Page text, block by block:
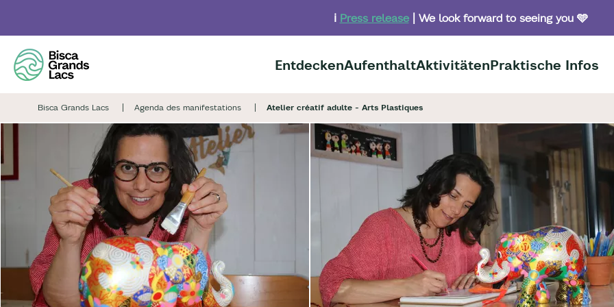
main
content
ℹ️ Press release| We look forward to seeing you 🩵
EntdeckenAufenthaltAktivitätenPraktische Infos
Bisca Grands Lacs Agenda des manifestations Atelier créatif adulte - Arts Plastiques